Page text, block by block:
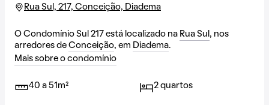
Rua Sul, 217, Conceição, Diadema
O Condomínio Sul 217 está localizado na Rua Sul , nos
arredores de Conceição, em Diadema.
Mais sobre o condomínio
40 a 51m² 2 quartos